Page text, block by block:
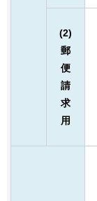
(2)
郵
便
請
求
用